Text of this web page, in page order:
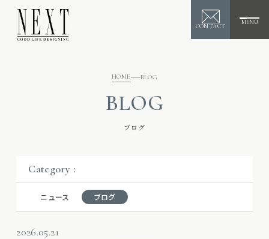
CONTACT
MENU
HOME BLOG
BLOG
ブログ
Category :
ニュース ブログ
2026.05.21